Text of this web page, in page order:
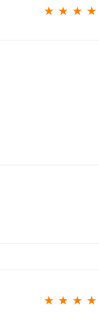
★ ★ ★ ★
★ ★ ★ ★